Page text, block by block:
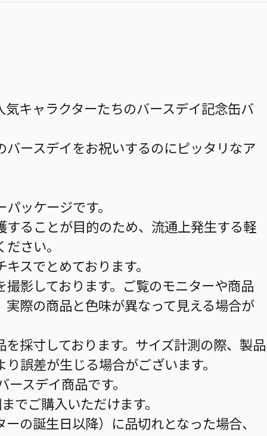
キャラクターたちのバースデイ記念缶バ
バースデイをお祝いするのにピッタリなア
ッケージです。
ることが目的のため、流通上発生する軽
さい。
スでとめております。
影しております。ご覧のモニターや商品
際の商品と色味が異なって見える場合が
採寸しております。サイズ計測の際、製品
誤差が生じる場合がございます。
スデイ商品です。
でご購入いただけます。
の誕生日以降）に品切れとなった場合、